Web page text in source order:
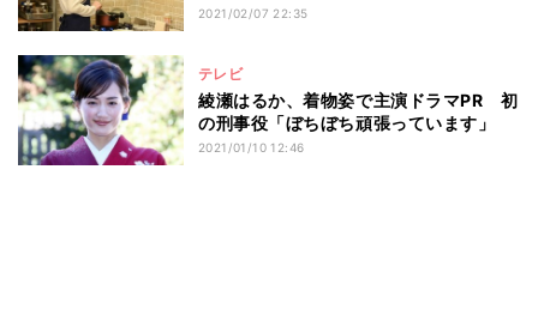
2021/02/07 22:35
テレビ
綾瀬はるか、着物姿で主演ドラマPR 初
の刑事役「ぼちぼち頑張っています」
2021/01/10 12:46